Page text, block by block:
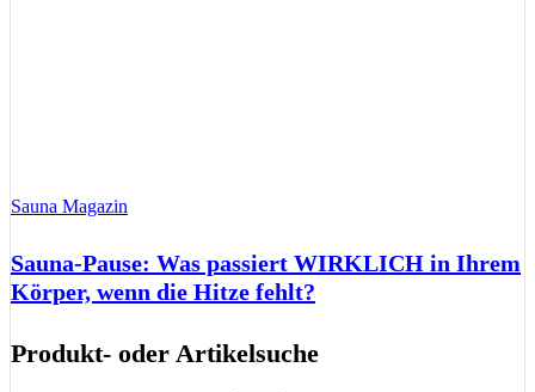
Sauna Magazin
Sauna-Pause: Was passiert WIRKLICH in Ihrem
Körper, wenn die Hitze fehlt?
Produkt- oder Artikelsuche